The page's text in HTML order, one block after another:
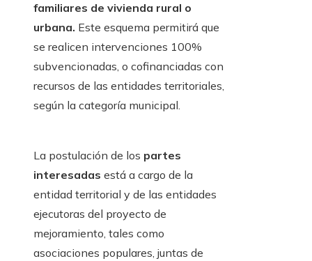
familiares de vivienda rural o
urbana. Este esquema permitirá que
se realicen intervenciones 100%
subvencionadas, o cofinanciadas con
recursos de las entidades territoriales,
según la categoría municipal.
La postulación de los partes
interesadas está a cargo de la
entidad territorial y de las entidades
ejecutoras del proyecto de
mejoramiento, tales como
asociaciones populares, juntas de